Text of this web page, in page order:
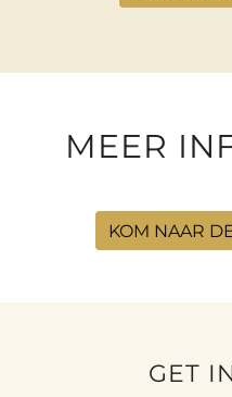
MEER
KOM NAAR
GET